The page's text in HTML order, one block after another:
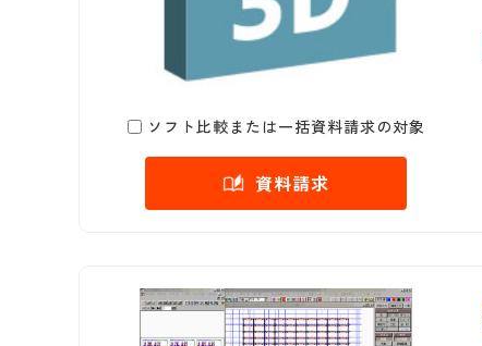
ソフト比較または一括資料請求の対象
資料請求